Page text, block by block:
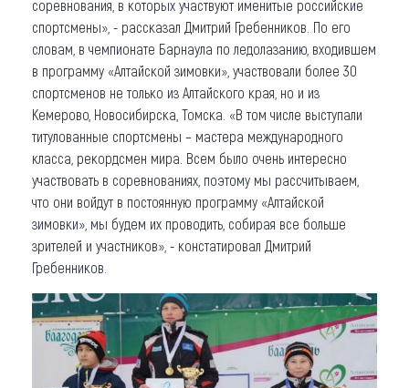
соревнования, в которых участвуют именитые российские
спортсмены», - рассказал Дмитрий Гребенников. По его
словам, в чемпионате Барнаула по ледолазанию, входившем
в программу «Алтайской зимовки», участвовали более 30
спортсменов не только из Алтайского края, но и из
Кемерово, Новосибирска, Томска. «В том числе выступали
титулованные спортсмены – мастера международного
класса, рекордсмен мира. Всем было очень интересно
участвовать в соревнованиях, поэтому мы рассчитываем,
что они войдут в постоянную программу «Алтайской
зимовки», мы будем их проводить, собирая все больше
зрителей и участников», - констатировал Дмитрий
Гребенников.